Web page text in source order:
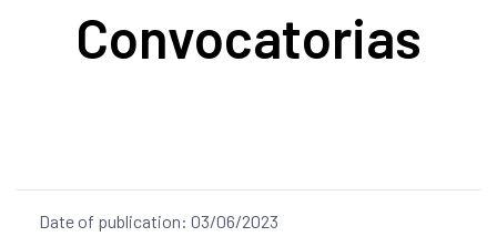
Convocatorias
Date of publication: 03/06/2023